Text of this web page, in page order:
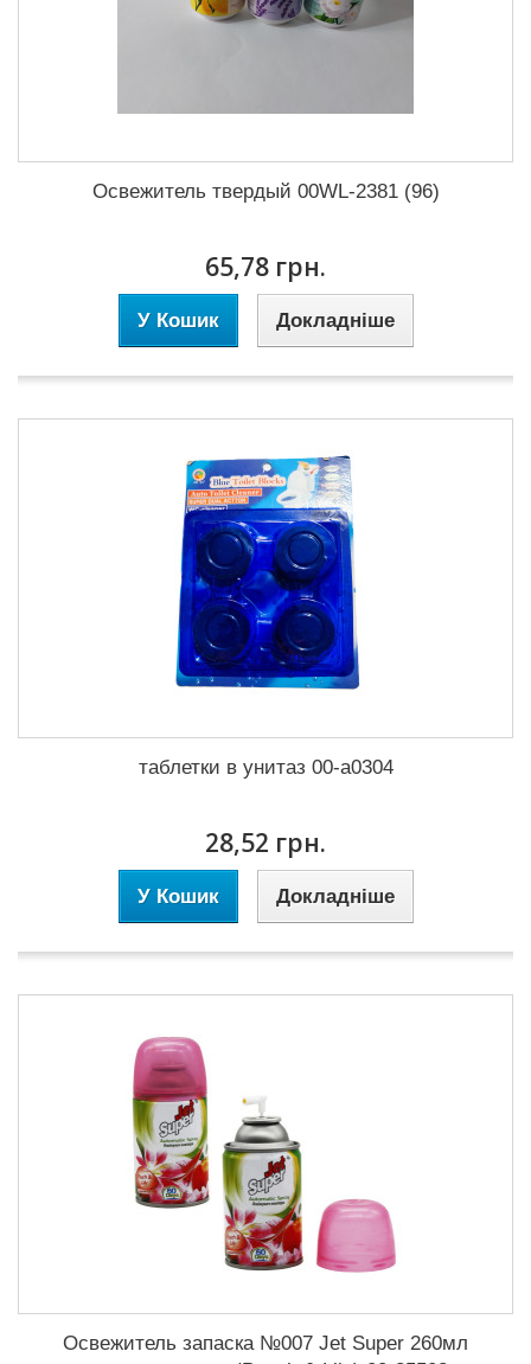
Освежитель твердый 00WL-2381 (96)
65,78 грн.
У Кошик Докладніше
таблетки в унитаз 00-а0304
28,52 грн.
У Кошик Докладніше
Освежитель запаска №007 Jet Super 260мл